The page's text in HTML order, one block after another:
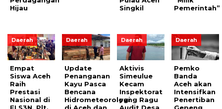
Hijau
Singkil
Pemerintah”
Daerah
Empat
Siswa Aceh
Raih
Prestasi
Nasional di
Daerah
Update
Penanganan
Kayu Pasca
Bencana
Hidrometeorologi
Daerah
Aktivis
Simeulue
Kecam
Inspektorat
yang Ragu
Daerah
Pemko
Banda
Aceh akan
Intensifkan
Penertiban